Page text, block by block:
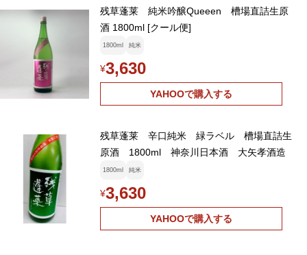
残草蓬莱 純米吟醸Queeen 槽場直詰生原
酒 1800ml [クール便]
1800ml 純米
¥3,630
YAHOOで購入する
残草蓬莱 辛口純米 緑ラベル 槽場直詰生
原酒 1800ml 神奈川日本酒 大矢孝酒造
1800ml 純米
¥3,630
YAHOOで購入する